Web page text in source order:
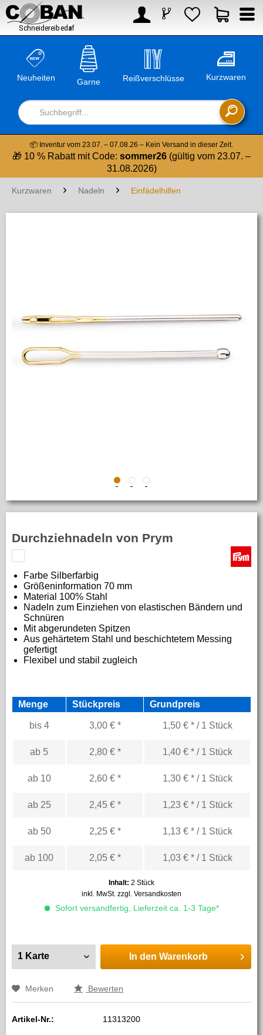
 

Neuheiten Garne

Reißverschlüsse Kurzwaren
📦 Inventur vom 23.07. – 07.08.26 – Kein Versand in dieser Zeit.
🎁 10 % Rabatt mit Code: sommer26 (gültig vom 23.07. –
31.08.2026)
Kurzwaren Nadeln Einfädelhilfen
Durchziehnadeln von Prym
Farbe Silberfarbig
Größeninformation 70 mm
Material 100% Stahl
Nadeln zum Einziehen von elastischen Bändern und
Schnüren
Mit abgerundeten Spitzen
Aus gehärtetem Stahl und beschichtetem Messing
gefertigt
Flexibel und stabil zugleich
Menge Stückpreis Grundpreis
bis 4 3,00 € * 1,50 € * / 1 Stück
ab 5 2,80 € * 1,40 € * / 1 Stück
ab 10 2,60 € * 1,30 € * / 1 Stück
ab 25 2,45 € * 1,23 € * / 1 Stück
ab 50 2,25 € * 1,13 € * / 1 Stück
ab 100 2,05 € * 1,03 € * / 1 Stück
Inhalt: 2 Stück
inkl. MwSt. zzgl. Versandkosten
Sofort versandfertig, Lieferzeit ca. 1-3 Tage*
In den Warenkorb
Merken Bewerten
Artikel-Nr.: 11313200